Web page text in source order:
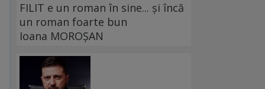
FILIT e un roman în sine... și încă
un roman foarte bun
Ioana MOROȘAN